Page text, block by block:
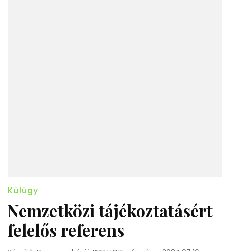
Külügy
Nemzetközi tájékoztatásért
felelős referens